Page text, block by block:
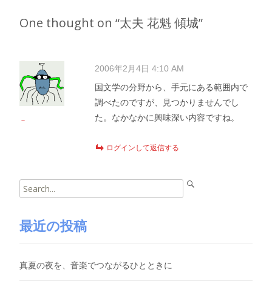
navigation
One thought on “太夫 花魁 傾城”
－
2006年2月4日 4:10 AM
国文学の分野から、手元にある範囲内で
調べたのですが、見つかりませんでし
た。なかなかに興味深い内容ですね。
ログインして返信する
Search
for:
最近の投稿
真夏の夜を、音楽でつながるひとときに